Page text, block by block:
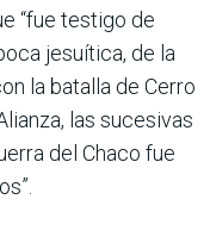
“fue testigo de
jesuí­tica, de la
la batalla de Cerro
las sucesivas
del Chaco fue